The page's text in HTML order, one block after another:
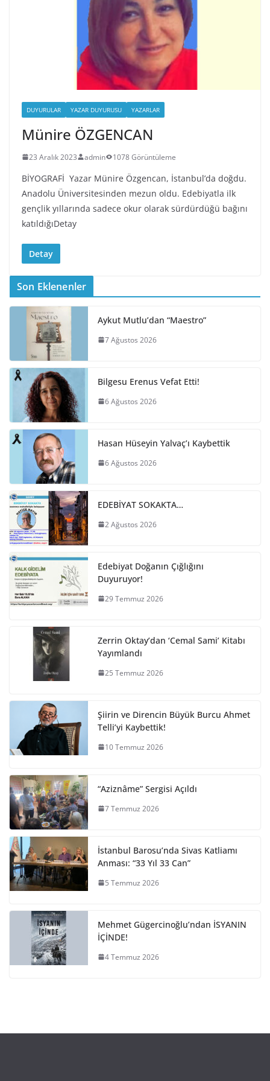
DUYURULAR YAZAR DUYURUSU YAZARLAR
Münire ÖZGENCAN
23 Aralık 2023 admin 1078 Görüntüleme
BİYOGRAFİ Yazar Münire Özgencan, İstanbul’da doğdu.
Anadolu Üniversitesinden mezun oldu. Edebiyatla ilk
gençlik yıllarında sadece okur olarak sürdürdüğü bağını
katıldığıDetay
Detay
Son Eklenenler
Aykut Mutlu’dan “Maestro”
7 Ağustos 2026
Bilgesu Erenus Vefat Etti!
6 Ağustos 2026
Hasan Hüseyin Yalvaç’ı Kaybettik
6 Ağustos 2026
EDEBİYAT SOKAKTA…
2 Ağustos 2026
Edebiyat Doğanın Çığlığını
Duyuruyor!
29 Temmuz 2026
Zerrin Oktay’dan ‘Cemal Sami’ Kitabı
Yayımlandı
25 Temmuz 2026
Şiirin ve Direncin Büyük Burcu Ahmet
Telli’yi Kaybettik!
10 Temmuz 2026
“Aziznâme” Sergisi Açıldı
7 Temmuz 2026
İstanbul Barosu’nda Sivas Katliamı
Anması: “33 Yıl 33 Can”
5 Temmuz 2026
Mehmet Gügercinoğlu’ndan İSYANIN
İÇİNDE!
4 Temmuz 2026